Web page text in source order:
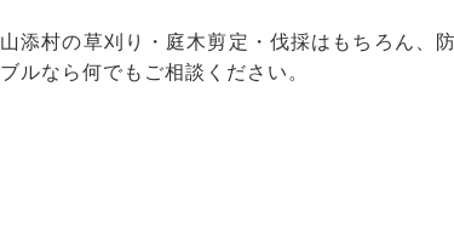
山添村の草刈り・庭木剪定・伐採はもちろん、
ブルなら何でもご相談ください。